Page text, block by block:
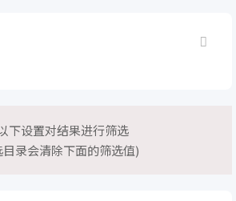
下设置对结果进行筛选
录会清除下面的筛选值)